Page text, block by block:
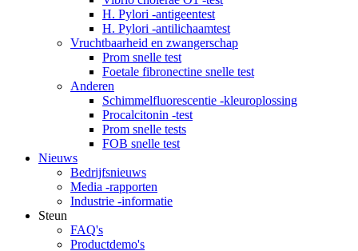
H. Pylori -antigeentest
H. Pylori -antilichaamtest
Vruchtbaarheid en zwangerschap
Prom snelle test
Foetale fibronectine snelle test
Anderen
Schimmelfluorescentie -kleuroplossing
Procalcitonin -test
Prom snelle tests
FOB snelle test
Nieuws
Bedrijfsnieuws
Media -rapporten
Industrie -informatie
Steun
FAQ's
Productdemo's